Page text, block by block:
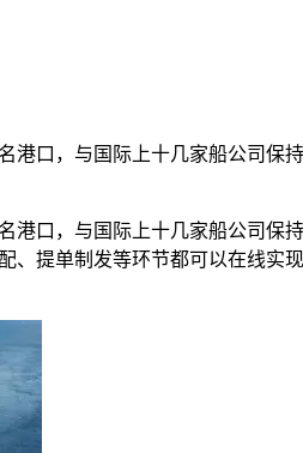
口，与国际上十几家船公司
港口，与国际上十几家船公司
提单制发等环节都可以在线